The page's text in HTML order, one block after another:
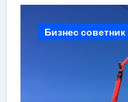
Бизнес советник